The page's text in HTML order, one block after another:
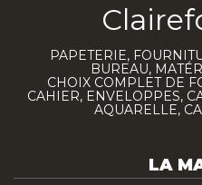
PAPETERIE,
BUREAU,
CHOIX COMPLET DE
CAHIER, ENVELOPPES,
AQUARELLE,
LA